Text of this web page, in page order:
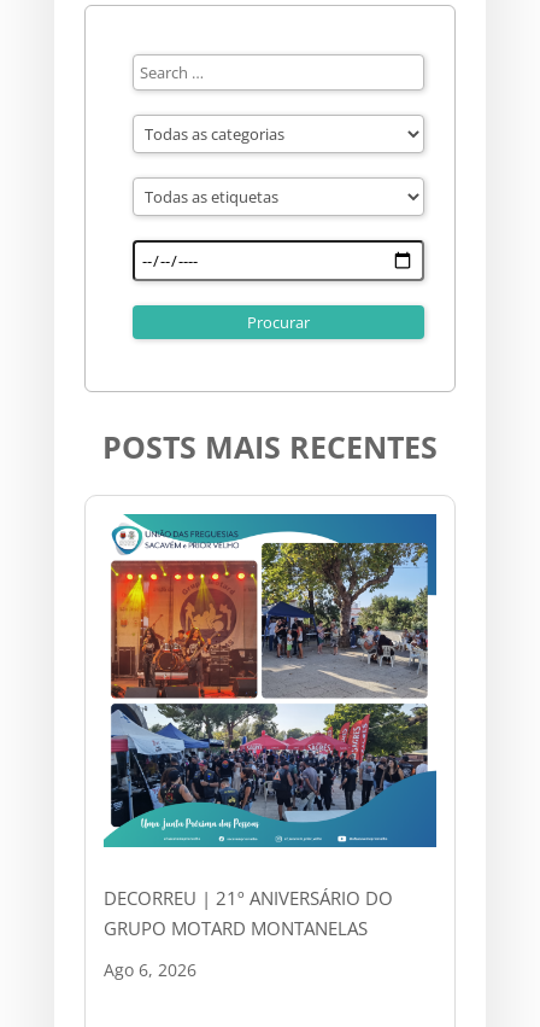
POSTS MAIS RECENTES
DECORREU | 21º ANIVERSÁRIO DO
GRUPO MOTARD MONTANELAS
Ago 6, 2026